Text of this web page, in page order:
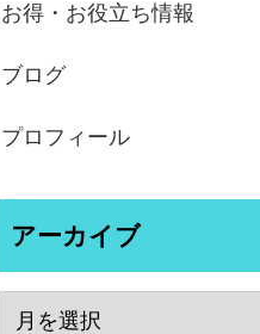
お得・お役立ち情報
ブログ
プロフィール
アーカイブ